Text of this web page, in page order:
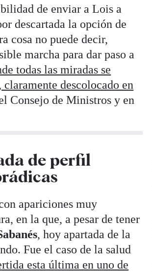
de enviar a Lois a
descartada la opción de
cosa no puede decir,
marcha para dar paso a
todas las miradas se
descolocado en
Consejo de Ministros y en
de perfil
apariciones muy
en la que, a pesar de tener
, hoy apartada de la
Fue el caso de la salud
esta última en uno de